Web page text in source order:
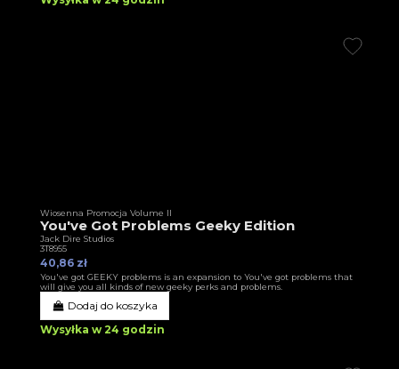
Wiosenna Promocja Volume II
You've Got Problems Geeky Edition
Jack Dire Studios
3T8955
40,86 zł
You've got GEEKY problems is an expansion to You've got problems that
will give you all kinds of new geeky perks and problems.
Dodaj do koszyka
Wysyłka w 24 godzin